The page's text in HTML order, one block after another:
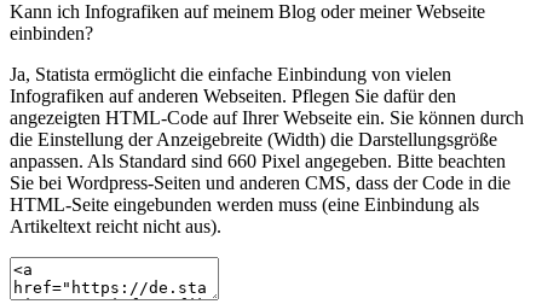
Kann ich Infografiken auf meinem Blog oder meiner Webseite
einbinden?
Ja, Statista ermöglicht die einfache Einbindung von vielen
Infografiken auf anderen Webseiten. Pflegen Sie dafür den
angezeigten HTML-Code auf Ihrer Webseite ein. Sie können durch
die Einstellung der Anzeigebreite (Width) die Darstellungsgröße
anpassen. Als Standard sind 660 Pixel angegeben. Bitte beachten
Sie bei Wordpress-Seiten und anderen CMS, dass der Code in die
HTML-Seite eingebunden werden muss (eine Einbindung als
Artikeltext reicht nicht aus).